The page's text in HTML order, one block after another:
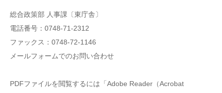
総合政策部 人事課〔東庁舎〕
電話番号：0748-71-2312
ファックス：0748-72-1146
メールフォームでのお問い合わせ
PDFファイルを閲覧するには「Adobe Reader（Acrobat